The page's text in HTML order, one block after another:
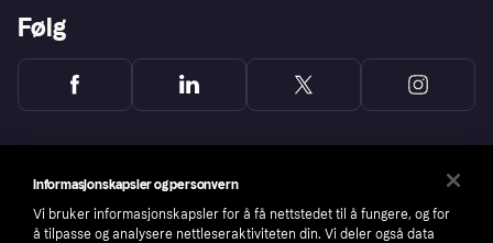
Følg
Informasjonskapsler og personvern
Vi bruker informasjonskapsler for å få nettstedet til å fungere, og for
å tilpasse og analysere nettleseraktiviteten din. Vi deler også data